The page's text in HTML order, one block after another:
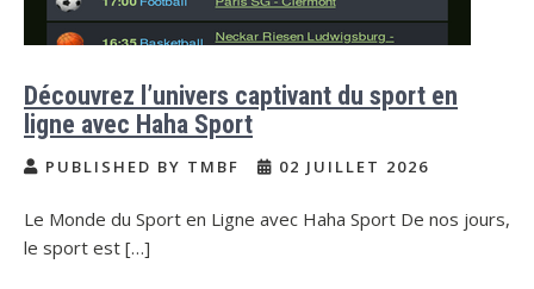
Découvrez l’univers captivant du sport en
ligne avec Haha Sport
PUBLISHED BY TMBF 02 JUILLET 2026
Le Monde du Sport en Ligne avec Haha Sport De nos jours,
le sport est […]